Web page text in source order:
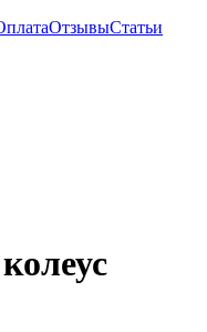
ОтзывыСтатьи